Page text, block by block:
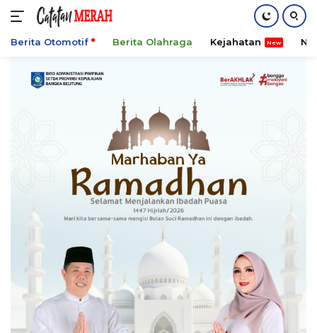
Berita Otomotif Berita Olahraga Kejahatan